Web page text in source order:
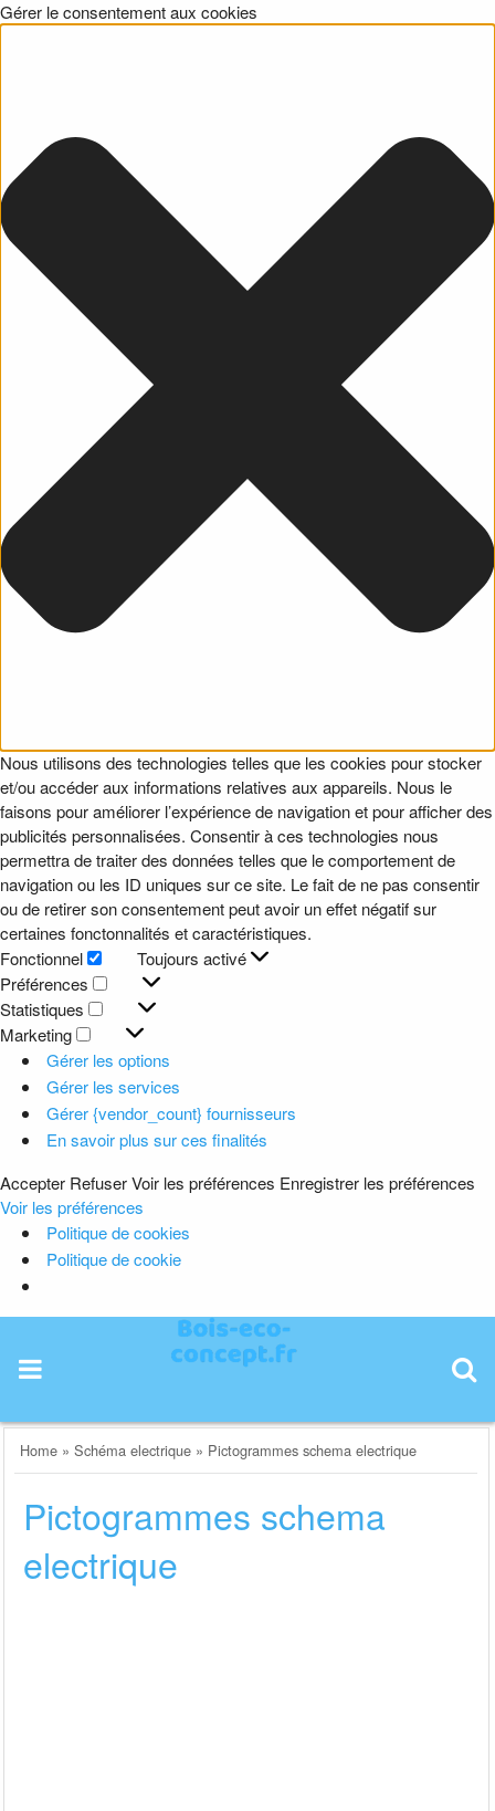
Gérer le consentement aux cookies
Nous utilisons des technologies telles que les cookies pour stocker
et/ou accéder aux informations relatives aux appareils. Nous le
faisons pour améliorer l’expérience de navigation et pour afficher des
publicités personnalisées. Consentir à ces technologies nous
permettra de traiter des données telles que le comportement de
navigation ou les ID uniques sur ce site. Le fait de ne pas consentir
ou de retirer son consentement peut avoir un effet négatif sur
certaines fonctonnalités et caractéristiques.
Fonctionnel
Fonctionnel
Toujours activé
Préférences
Préférences
Statistiques
Statistiques
Marketing
Marketing
Gérer les options
Gérer les services
Gérer {vendor_count} fournisseurs
En savoir plus sur ces finalités
Accepter RefuserVoir les préférences Enregistrer les préférences
Voir les préférences
Politique de cookies
Politique de cookie
content
Home »Schéma electrique » Pictogrammes schema electrique
Pictogrammes schema
electrique